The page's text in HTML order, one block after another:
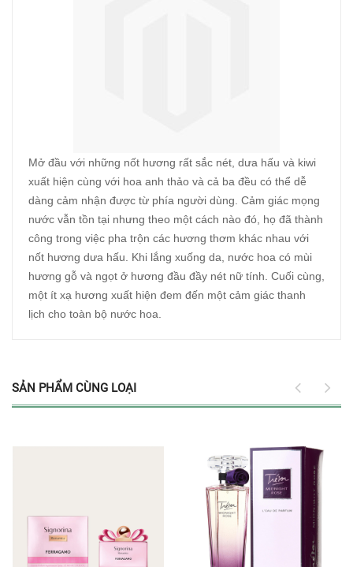
Mở đầu với những nốt hương rất sắc nét, dưa hấu và kiwi
xuất hiện cùng với hoa anh thảo và cả ba đều có thể dễ
dàng cảm nhận được từ phía người dùng. Cảm giác mọng
nước vẫn tồn tại nhưng theo một cách nào đó, họ đã thành
công trong việc pha trộn các hương thơm khác nhau với
nốt hương dưa hấu. Khi lắng xuống da, nước hoa có mùi
hương gỗ và ngọt ở hương đầu đầy nét nữ tính. Cuối cùng,
một ít xạ hương xuất hiện đem đến một cảm giác thanh
lịch cho toàn bộ nước hoa.
SẢN PHẨM CÙNG LOẠI